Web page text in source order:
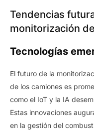
Tendencias
monitorización
Tecnologías
El futuro de la
de los camiones es
como el IoT y la IA
Estas innovaciones
en la gestión del